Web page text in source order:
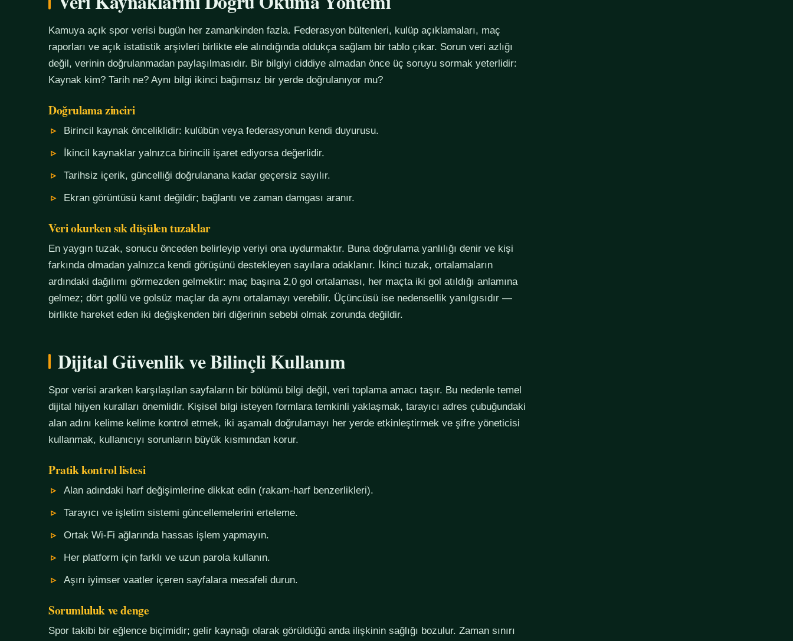
Kamuya açık spor verisi bugün her zamankinden fazla. Federasyon bültenleri, kulüp açıklamaları, maç
raporları ve açık istatistik arşivleri birlikte ele alındığında oldukça sağlam bir tablo çıkar. Sorun veri azlığı
değil, verinin doğrulanmadan paylaşılmasıdır. Bir bilgiyi ciddiye almadan önce üç soruyu sormak yeterlidir:
Kaynak kim? Tarih ne? Aynı bilgi ikinci bağımsız bir yerde doğrulanıyor mu?
Doğrulama zinciri
Birincil kaynak önceliklidir: kulübün veya federasyonun kendi duyurusu.
İkincil kaynaklar yalnızca birincili işaret ediyorsa değerlidir.
Tarihsiz içerik, güncelliği doğrulanana kadar geçersiz sayılır.
Ekran görüntüsü kanıt değildir; bağlantı ve zaman damgası aranır.
Veri okurken sık düşülen tuzaklar
En yaygın tuzak, sonucu önceden belirleyip veriyi ona uydurmaktır. Buna doğrulama yanlılığı denir ve kişi
farkında olmadan yalnızca kendi görüşünü destekleyen sayılara odaklanır. İkinci tuzak, ortalamaların
ardındaki dağılımı görmezden gelmektir: maç başına 2,0 gol ortalaması, her maçta iki gol atıldığı anlamına
gelmez; dört gollü ve golsüz maçlar da aynı ortalamayı verebilir. Üçüncüsü ise nedensellik yanılgısıdır —
birlikte hareket eden iki değişkenden biri diğerinin sebebi olmak zorunda değildir.
Dijital Güvenlik ve Bilinçli Kullanım
Spor verisi ararken karşılaşılan sayfaların bir bölümü bilgi değil, veri toplama amacı taşır. Bu nedenle temel
dijital hijyen kuralları önemlidir. Kişisel bilgi isteyen formlara temkinli yaklaşmak, tarayıcı adres çubuğundaki
alan adını kelime kelime kontrol etmek, iki aşamalı doğrulamayı her yerde etkinleştirmek ve şifre yöneticisi
kullanmak, kullanıcıyı sorunların büyük kısmından korur.
Pratik kontrol listesi
Alan adındaki harf değişimlerine dikkat edin (rakam-harf benzerlikleri).
Tarayıcı ve işletim sistemi güncellemelerini erteleme.
Ortak Wi-Fi ağlarında hassas işlem yapmayın.
Her platform için farklı ve uzun parola kullanın.
Aşırı iyimser vaatler içeren sayfalara mesafeli durun.
Sorumluluk ve denge
Spor takibi bir eğlence biçimidir; gelir kaynağı olarak görüldüğü anda ilişkinin sağlığı bozulur. Zaman sınırı